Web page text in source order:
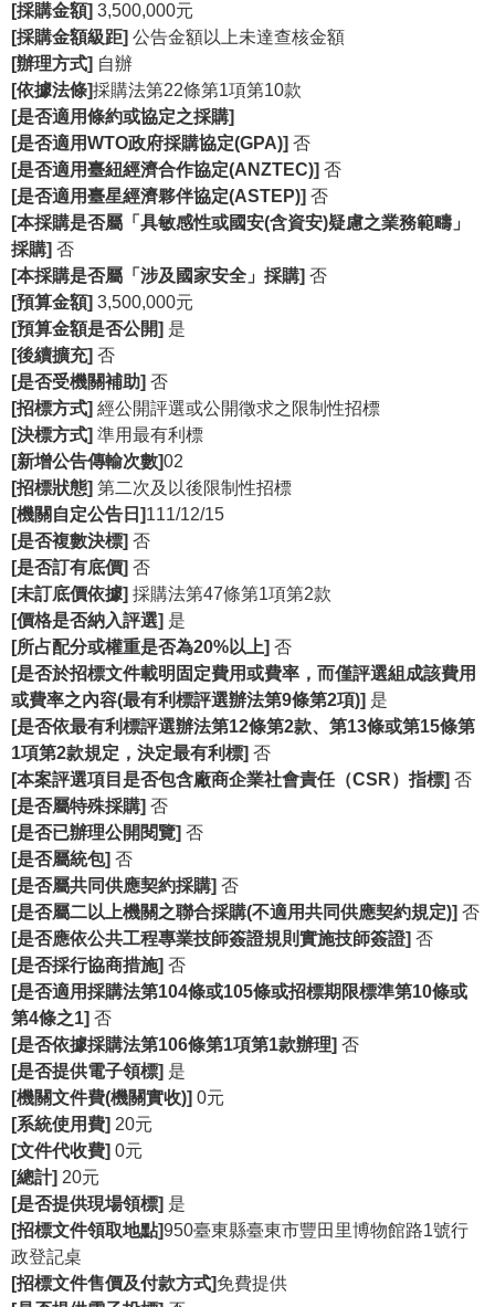
識
我
們
便
民
服
務
性
別
平
等
專
區
友
善
措
施
服
務
服
務
信
箱
網
站
導
覽
R
S
S
網
站
資
料
開
放
宣
告
隱
私
權
保
護
[採購金額] 3,500,000元
[採購金額級距] 公告金額以上未達查核金額
[辦理方式] 自辦
[依據法條]採購法第22條第1項第10款
[是否適用條約或協定之採購]
[是否適用WTO政府採購協定(GPA)] 否
[是否適用臺紐經濟合作協定(ANZTEC)] 否
[是否適用臺星經濟夥伴協定(ASTEP)] 否
[本採購是否屬「具敏感性或國安(含資安)疑慮之業務範疇」
採購] 否
[本採購是否屬「涉及國家安全」採購] 否
[預算金額] 3,500,000元
[預算金額是否公開] 是
[後續擴充] 否
[是否受機關補助] 否
[招標方式] 經公開評選或公開徵求之限制性招標
[決標方式] 準用最有利標
[新增公告傳輸次數]02
[招標狀態] 第二次及以後限制性招標
[機關自定公告日]111/12/15
[是否複數決標] 否
[是否訂有底價] 否
[未訂底價依據] 採購法第47條第1項第2款
[價格是否納入評選] 是
[所占配分或權重是否為20%以上] 否
[是否於招標文件載明固定費用或費率，而僅評選組成該費用
或費率之內容(最有利標評選辦法第9條第2項)] 是
[是否依最有利標評選辦法第12條第2款、第13條或第15條第
1項第2款規定，決定最有利標] 否
[本案評選項目是否包含廠商企業社會責任（CSR）指標] 否
[是否屬特殊採購] 否
[是否已辦理公開閱覽] 否
[是否屬統包] 否
[是否屬共同供應契約採購] 否
[是否屬二以上機關之聯合採購(不適用共同供應契約規定)] 否
[是否應依公共工程專業技師簽證規則實施技師簽證] 否
[是否採行協商措施] 否
[是否適用採購法第104條或105條或招標期限標準第10條或
第4條之1] 否
[是否依據採購法第106條第1項第1款辦理] 否
[是否提供電子領標] 是
[機關文件費(機關實收)] 0元
[系統使用費] 20元
[文件代收費] 0元
[總計] 20元
[是否提供現場領標] 是
[招標文件領取地點]950臺東縣臺東市豐田里博物館路1號行
政登記桌
[招標文件售價及付款方式]免費提供